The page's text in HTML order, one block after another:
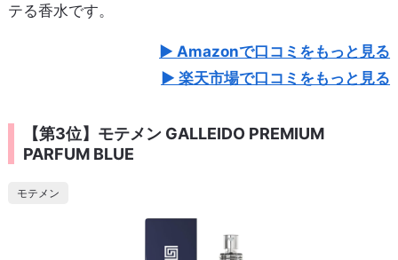
テる香水です。
Amazonで口コミをもっと見る
楽天市場で口コミをもっと見る
【第3位】モテメン GALLEIDO PREMIUM
PARFUM BLUE
モテメン